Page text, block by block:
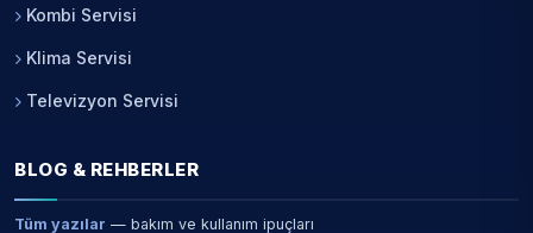
Kombi Servisi
Klima Servisi
Televizyon Servisi
BLOG & REHBERLER
Tüm yazılar — bakım ve kullanım ipuçları